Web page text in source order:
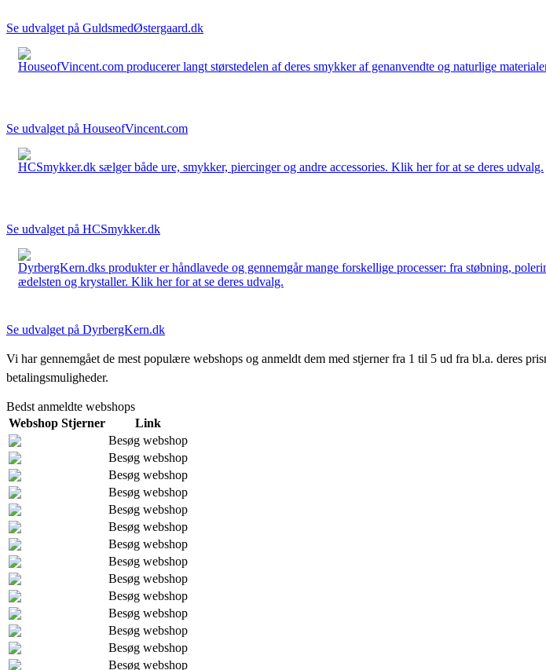
Se udvalget på GuldsmedØstergaard.dk
HouseofVincent.com producerer langt størstedelen af deres smykker af genanvendte og naturlige
Se udvalget på HouseofVincent.com
HCSmykker.dk sælger både ure, smykker, piercinger og andre accessories. Klik her for at se deres udvalg.
Se udvalget på HCSmykker.dk
DyrbergKern.dks produkter er håndlavede og gennemgår mange forskellige processer: fra støbning,
ædelsten og krystaller. Klik her for at se deres udvalg.
Se udvalget på DyrbergKern.dk
Vi har gennemgået de mest populære webshops og anmeldt dem med stjerner fra 1 til 5 ud fra bl.a. deres
betalingsmuligheder.
Bedst anmeldte webshops
Webshop Stjerner
Link
Besøg webshop
Besøg webshop
Besøg webshop
Besøg webshop
Besøg webshop
Besøg webshop
Besøg webshop
Besøg webshop
Besøg webshop
Besøg webshop
Besøg webshop
Besøg webshop
Besøg webshop
Besøg webshop